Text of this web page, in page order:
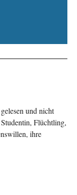
und nicht
Flüchtling,
ihre